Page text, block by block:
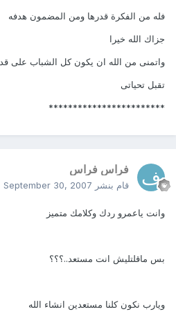
فله من الفكرة قدرها ومن المضمون هدفه
جزاك الله خيرا
واتمنى من الله ان يكون كل الشباب على قدر
تقبل تحياتى
************************
فراس فراس
قام بنشر September 30, 2007
وانت ياعمرو ردك وكلامك متميز
بس ماقلتليش انت مستعد..؟؟؟
ويارب نكون كلنا مستعدين انشاء الله